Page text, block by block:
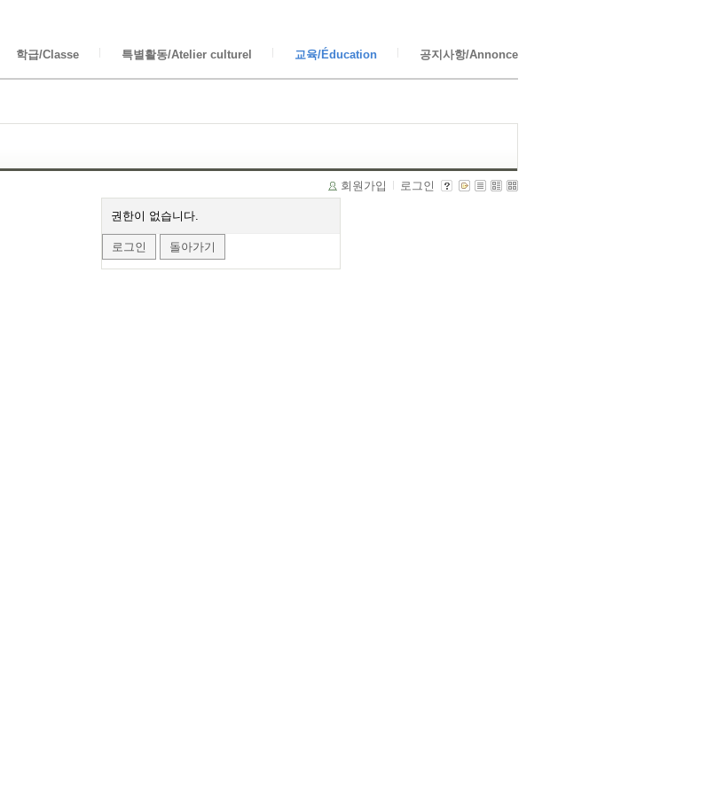
학급/Classe 특별활동/Atelier culturel 교육/Éducation 공지사항/Annonce
회원가입 로그인
권한이 없습니다.
로그인 돌아가기